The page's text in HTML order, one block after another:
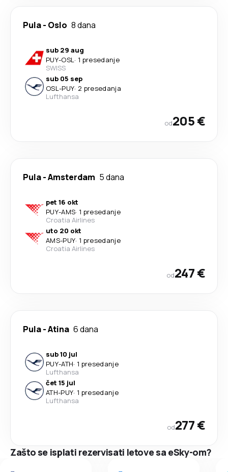
Pula- Oslo 8 dana
sub 29 aug
PUY-OSL· 1 presedanje
SWISS
sub 05 sep
OSL-PUY· 2 presedanja
Lufthansa
od205 €
Pula-Amsterdam 5 dana
pet 16 okt
PUY-AMS· 1 presedanje
Croatia Airlines
uto 20 okt
AMS-PUY· 1 presedanje
Croatia Airlines
od247 €
Pula-Atina 6 dana
sub 10 jul
PUY-ATH· 1 presedanje
Lufthansa
čet 15 jul
ATH-PUY· 1 presedanje
Lufthansa
od277 €
Zašto se isplati rezervisati letove sa eSky-om?